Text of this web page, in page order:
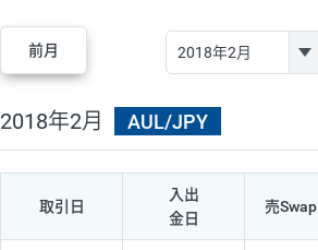
前月
2018年2月 AUL/JPY
取引日
入出
金日
売Swap